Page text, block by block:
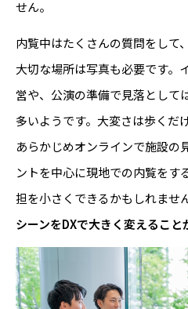
せん。
内覧中はたくさんの質問をして
大切な場所は写真も必要です。
営や、公演の準備で見落として
多いようです。大変さは歩くだ
あらかじめオンラインで施設の
ントを中心に現地での内覧をす
担を小さくできるかもしれませ
シーンをDXで大きく変えること